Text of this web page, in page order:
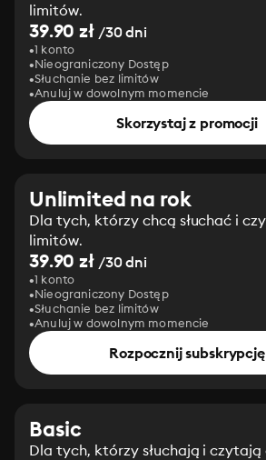
limitów.
39.90 zł/30 dni
1 konto
Nieograniczony Dostęp
Słuchanie bez limitów
Anuluj w dowolnym momencie
Skorzystaj z promocji
Unlimited na rok
Dla tych, którzy chcą słuchać i
limitów.
39.90 zł/30 dni
1 konto
Nieograniczony Dostęp
Słuchanie bez limitów
Anuluj w dowolnym momencie
Rozpocznij subskrypcję
Basic
Dla tych, którzy słuchają i czytają